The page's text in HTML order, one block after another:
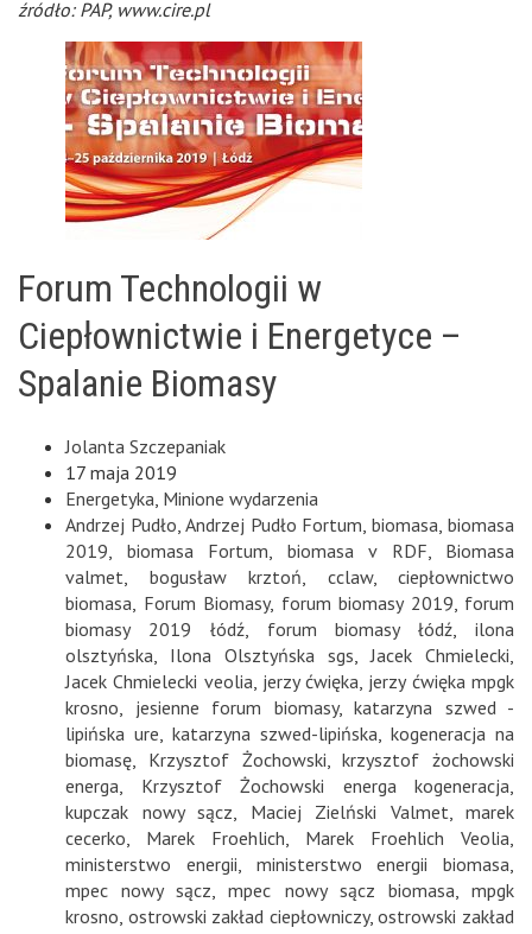
źródło: PAP, www.cire.pl
Forum Technologii w
Ciepłownictwie i Energetyce –
Spalanie Biomasy
Jolanta Szczepaniak
17 maja 2019
Energetyka Minione wydarzenia
Andrzej Pudło Andrzej Pudło Fortum ,biomasa ,biomasa
2019
biomasa Fortum biomasa v RDF
Biomasa
valmet
bogusław krztoń cclaw, ciepłownictwo
biomasa Forum Biomasy, forum biomasy 2019 forum
biomasy 2019 łódź, forum biomasy łódź ,ilona
olsztyńska
Ilona Olsztyńska sgs Jacek Chmielecki
Jacek Chmielecki veolia jerzy ćwięka jerzy ćwięka mpgk
krosno
jesienne forum biomasy, katarzyna szwed -
lipińska ure katarzyna szwed-lipińska kogeneracja na
biomasę
Krzysztof Żochowski ,krzysztof żochowski
energa
Krzysztof Żochowski energa kogeneracja
kupczak nowy sącz
Maciej Zielński Valmet
marek
cecerko
Marek Froehlich Marek Froehlich Veolia
ministerstwo energii
ministerstwo energii biomasa
mpec nowy sącz ,mpec nowy sącz biomasa ,mpgk
krosno ostrowski zakład ciepłowniczy,ostrowski zakład